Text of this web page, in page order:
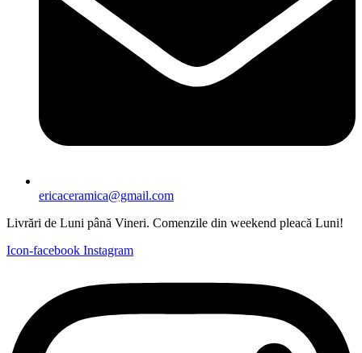
ericaceramica@gmail.com
Livrări de Luni până Vineri. Comenzile din weekend pleacă Luni!
Icon-facebook Instagram